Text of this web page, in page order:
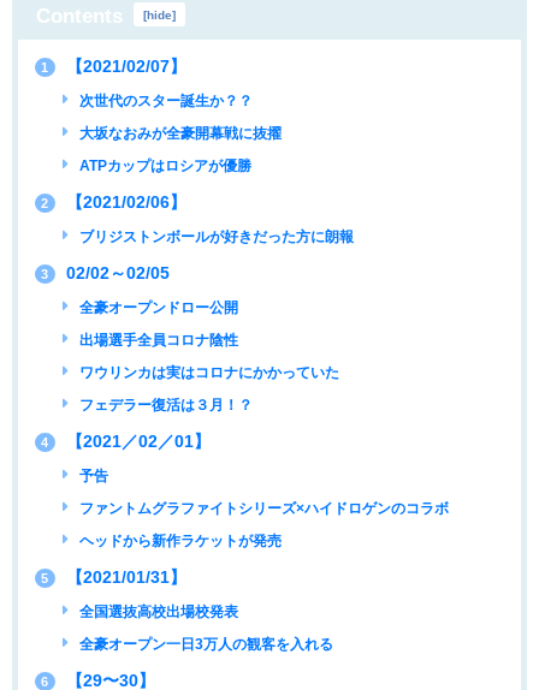
Contents [hide]
1 【2021/02/07】
次世代のスター誕生か？？
大坂なおみが全豪開幕戦に抜擢
ATPカップはロシアが優勝
2 【2021/02/06】
ブリジストンボールが好きだった方に朗報
3 02/02～02/05
全豪オープンドロー公開
出場選手全員コロナ陰性
ワウリンカは実はコロナにかかっていた
フェデラー復活は３月！？
4 【2021／02／01】
予告
ファントムグラファイトシリーズ×ハイドロゲンのコラボ
ヘッドから新作ラケットが発売
5 【2021/01/31】
全国選抜高校出場校発表
全豪オープン一日3万人の観客を入れる
6 【29〜30】